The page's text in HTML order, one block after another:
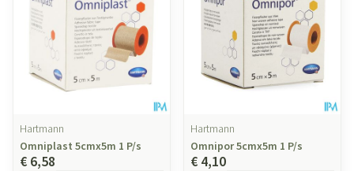
Hartmann
Omniplast 5cmx5m 1 P/s
€ 6,58
Hartmann
Omnipor 5cmx5m 1 P/s
€ 4,10